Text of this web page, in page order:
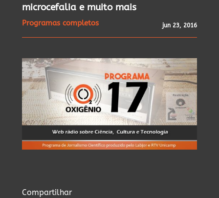
microcefalia e muito mais
Programas completos jun 23, 2016
Compartilhar